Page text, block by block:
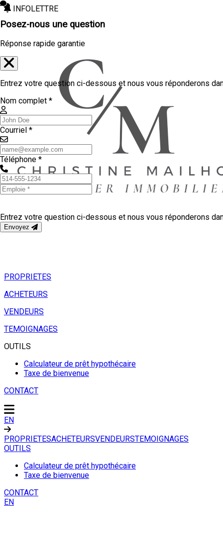
INFOLETTRE
PROPRIETES
ACHETEURS
VENDEURS
TEMOIGNAGES
OUTILS
Calculateur de prêt hypothécaire
Taxe de bienvenue
CONTACT
EN
PROPRIETESACHETEURSVENDEURSTEMOIGNAGES
OUTILS
Calculateur de prêt hypothécaire
Taxe de bienvenue
CONTACT
EN
Posez-nous une question
Réponse rapide garantie
Entrez votre question ci-dessous et nous vous réponderons
Nom complet *
Courriel *
Téléphone *
Entrez votre question ci-dessous et nous vous réponderons
Envoyez